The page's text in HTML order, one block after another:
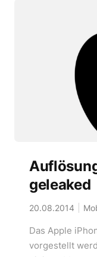
geleaked
20.08.2014
Das Apple
vorgestellt